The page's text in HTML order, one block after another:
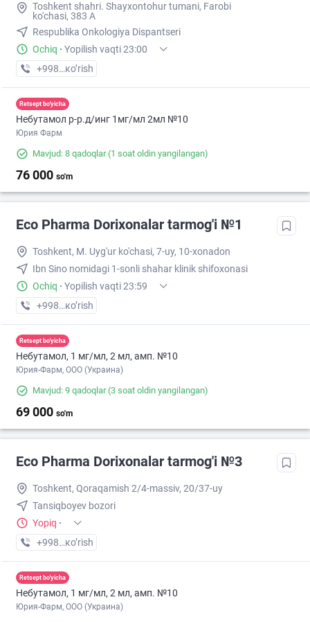
Toshkent shahri. Shayxontohur tumani, Farobi
ko'chasi, 383 A
Respublika Onkologiya Dispantseri
Ochiq · Yopilish vaqti 23:00
+998 (99) XXX-XX-XX
кo’rish
Retsept bo'yicha
Небутамол р-р.д/инг 1мг/мл 2мл №10
Юрия Фарм
Mavjud: 8 qadoqlar(1 soat oldin yangilangan)
76 000 so'm
Eco Pharma Dorixonalar tarmog'i №1
Toshkent, M. Uyg'ur ko'chasi, 7-uy, 10-xonadon
Ibn Sino nomidagi 1-sonli shahar klinik shifoxonasi
Ochiq · Yopilish vaqti 23:59
+998 (71) XXX-XX-XX
кo’rish
Retsept bo'yicha
Небутамол, 1 мг/мл, 2 мл, амп. №10
Юрия-Фарм, ООО (Украина)
Mavjud: 9 qadoqlar(3 soat oldin yangilangan)
69 000 so'm
Eco Pharma Dorixonalar tarmog'i №3
Toshkent, Qoraqamish 2/4-massiv, 20/37-uy
Tansiqboyev bozori
Yopiq ·
+998 (99) XXX-XX-XX
кo’rish
Retsept bo'yicha
Небутамол, 1 мг/мл, 2 мл, амп. №10
Юрия-Фарм, ООО (Украина)